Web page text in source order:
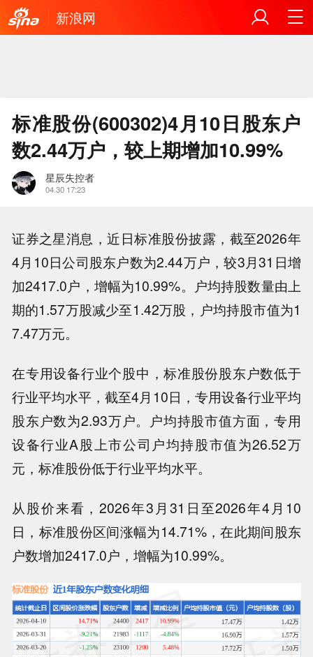
新浪网
标准股份(600302)4月10日股东户
数2.44万户，较上期增加10.99%
星辰失控者
04.30 17:23
证券之星消息，近日标准股份披露，截至2026年
4月10日公司股东户数为2.44万户，较3月31日增
加2417.0户，增幅为10.99%。户均持股数量由上
期的1.57万股减少至1.42万股，户均持股市值为1
7.47万元。
在专用设备行业个股中，标准股份股东户数低于
行业平均水平，截至4月10日，专用设备行业平均
股东户数为2.93万户。户均持股市值方面，专用
设备行业A股上市公司户均持股市值为26.52万
元，标准股份低于行业平均水平。
从股价来看，2026年3月31日至2026年4月10
日，标准股份区间涨幅为14.71%，在此期间股东
户数增加2417.0户，增幅为10.99%。